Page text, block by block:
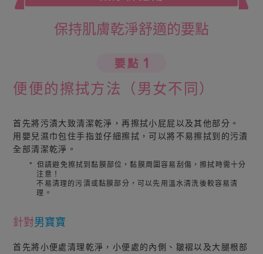
保持肌膚乾淨舒適的要點
便便的擦拭方法（男女不同）
首先將污漬大致清潔乾淨，再擦拭小屁屁以及其他部分。
用嬰兒濕巾包住手指並仔細擦拭，可以將不易擦拭到的污漬
全部清潔乾淨。
* 但請避免擦拭到黏膜部位，黏膜周圍容易刮傷，擦拭時需十分
注意！
不易清理的污漬或黏膜部分，可以先用溫水清洗後較容易清
理。
針對男寶寶
首先將小便處清理乾淨，小便處的內側、皺褶以及大腿根部